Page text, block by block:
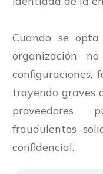
Cuando se
organización
configuraciones,
trayendo graves
proveedores
fraudulentos
confidencial.